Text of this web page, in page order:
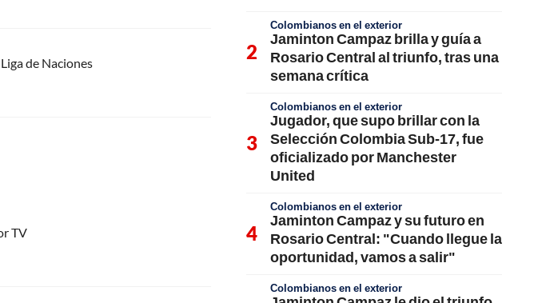
de Naciones
TV
Colombianos en el exterior
Jaminton Campaz brilla y guía a
Rosario Central al triunfo, tras una
semana crítica
Colombianos en el exterior
Jugador, que supo brillar con la
Selección Colombia Sub-17, fue
oficializado por Manchester
United
Colombianos en el exterior
Jaminton Campaz y su futuro en
Rosario Central: "Cuando llegue la
oportunidad, vamos a salir"
Colombianos en el exterior